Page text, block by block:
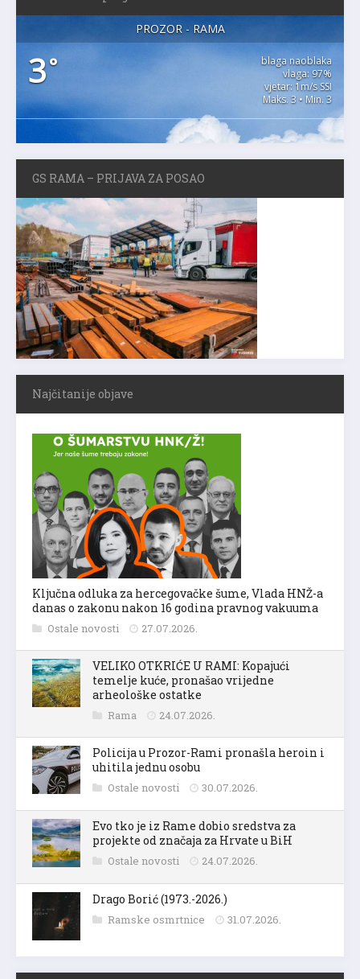
PROZOR - RAMA
3°
blaga naoblaka
vlaga: 97%
vjetar: 1m/s SSI
Maks. 3 • Min. 3
GS RAMA – PRIJAVA ZA POSAO
Najčitanije objave
Ključna odluka za hercegovačke šume, Vlada HNŽ-a
danas o zakonu nakon 16 godina pravnog vakuuma
Ostale novosti 27.07.2026.
VELIKO OTKRIĆE U RAMI: Kopajući
temelje kuće, pronašao vrijedne
arheološke ostatke
Rama 24.07.2026.
Policija u Prozor-Rami pronašla heroin i
uhitila jednu osobu
Ostale novosti 30.07.2026.
Evo tko je iz Rame dobio sredstva za
projekte od značaja za Hrvate u BiH
Ostale novosti 24.07.2026.
Drago Borić (1973.-2026.)
Ramske osmrtnice 31.07.2026.